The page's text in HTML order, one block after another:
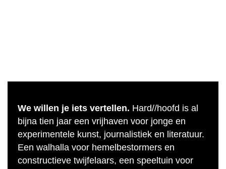
We willen je iets vertellen. Hard//hoofd is al
bijna tien jaar een vrijhaven voor jonge en
experimentele kunst, journalistiek en literatuur.
Een walhalla voor hemelbestormers en
constructieve twijfelaars, een speeltuin voor